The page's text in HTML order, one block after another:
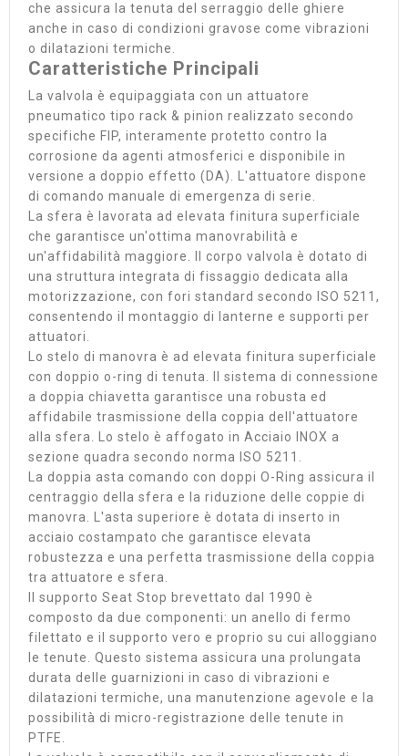
che assicura la tenuta del serraggio delle ghiere
anche in caso di condizioni gravose come vibrazioni
o dilatazioni termiche.
Caratteristiche Principali
La valvola è equipaggiata con un attuatore
pneumatico tipo rack & pinion realizzato secondo
specifiche FIP, interamente protetto contro la
corrosione da agenti atmosferici e disponibile in
versione a doppio effetto (DA). L'attuatore dispone
di comando manuale di emergenza di serie.
La sfera è lavorata ad elevata finitura superficiale
che garantisce un'ottima manovrabilità e
un'affidabilità maggiore. Il corpo valvola è dotato di
una struttura integrata di fissaggio dedicata alla
motorizzazione, con fori standard secondo ISO 5211,
consentendo il montaggio di lanterne e supporti per
attuatori.
Lo stelo di manovra è ad elevata finitura superficiale
con doppio o-ring di tenuta. Il sistema di connessione
a doppia chiavetta garantisce una robusta ed
affidabile trasmissione della coppia dell'attuatore
alla sfera. Lo stelo è affogato in Acciaio INOX a
sezione quadra secondo norma ISO 5211.
La doppia asta comando con doppi O-Ring assicura il
centraggio della sfera e la riduzione delle coppie di
manovra. L'asta superiore è dotata di inserto in
acciaio costampato che garantisce elevata
robustezza e una perfetta trasmissione della coppia
tra attuatore e sfera.
Il supporto Seat Stop brevettato dal 1990 è
composto da due componenti: un anello di fermo
filettato e il supporto vero e proprio su cui alloggiano
le tenute. Questo sistema assicura una prolungata
durata delle guarnizioni in caso di vibrazioni e
dilatazioni termiche, una manutenzione agevole e la
possibilità di micro-registrazione delle tenute in
PTFE.